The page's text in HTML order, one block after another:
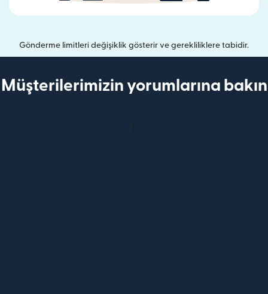
Gönderme limitleri değişiklik gösterir ve gerekliliklere tabidir.
Müşterilerimizin yorumlarına bakın